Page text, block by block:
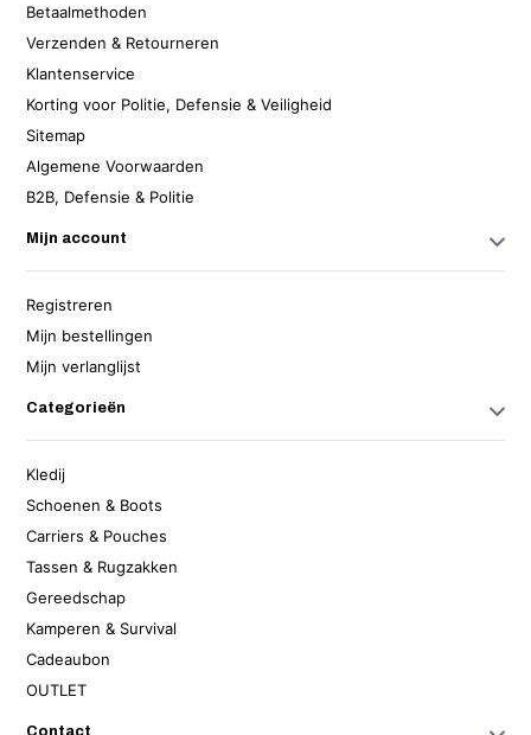
Betaalmethoden
Verzenden & Retourneren
Klantenservice
Korting voor Politie, Defensie & Veiligheid
Sitemap
Algemene Voorwaarden
B2B, Defensie & Politie
Mijn account
Registreren
Mijn bestellingen
Mijn verlanglijst
Categorieën
Kledij
Schoenen & Boots
Carriers & Pouches
Tassen & Rugzakken
Gereedschap
Kamperen & Survival
Cadeaubon
OUTLET
Contact